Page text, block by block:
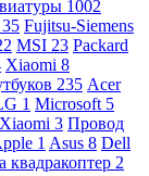
1002
35 Fujitsu-Siemens
MSI 23 Packard
Xiaomi 8
235 Acer
1 Microsoft 5
Xiaomi 3 Провод
1 Asus 8 Dell
квадракоптер 2